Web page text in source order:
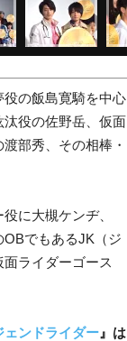
の飯島寛騎を中心
役の佐野岳、仮面
部秀、その相棒・
に大槻ケンヂ、
OBでもあるJK（ジ
ライダーゴース
ンドライダー 』は